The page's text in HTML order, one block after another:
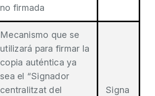
no firmada
Mecanismo que se
utilizará para firmar la
copia auténtica ya
sea el “Signador
centralitzat del
Signa